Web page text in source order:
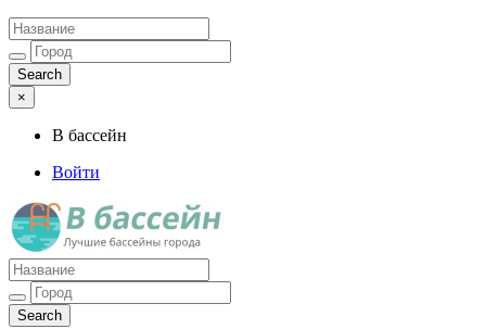
×
В бассейн
Войти
Лучшие бассейны города